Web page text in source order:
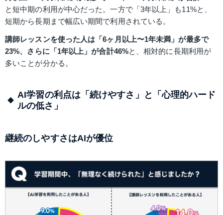
と短中期の利用が中心だった。一方で「3年以上」も11%と、
短期から長期まで幅広い期間で利用されている。
講師レッスンを使った人は「6ヶ月以上〜1年未満」が最多で
23%、さらに「1年以上」が合計46%と、相対的に長期利用が
多いことが分かる。
AI学習の利点は「続けやすさ」と「心理的ハード
ルの低さ」
継続のしやすさはAIが優位